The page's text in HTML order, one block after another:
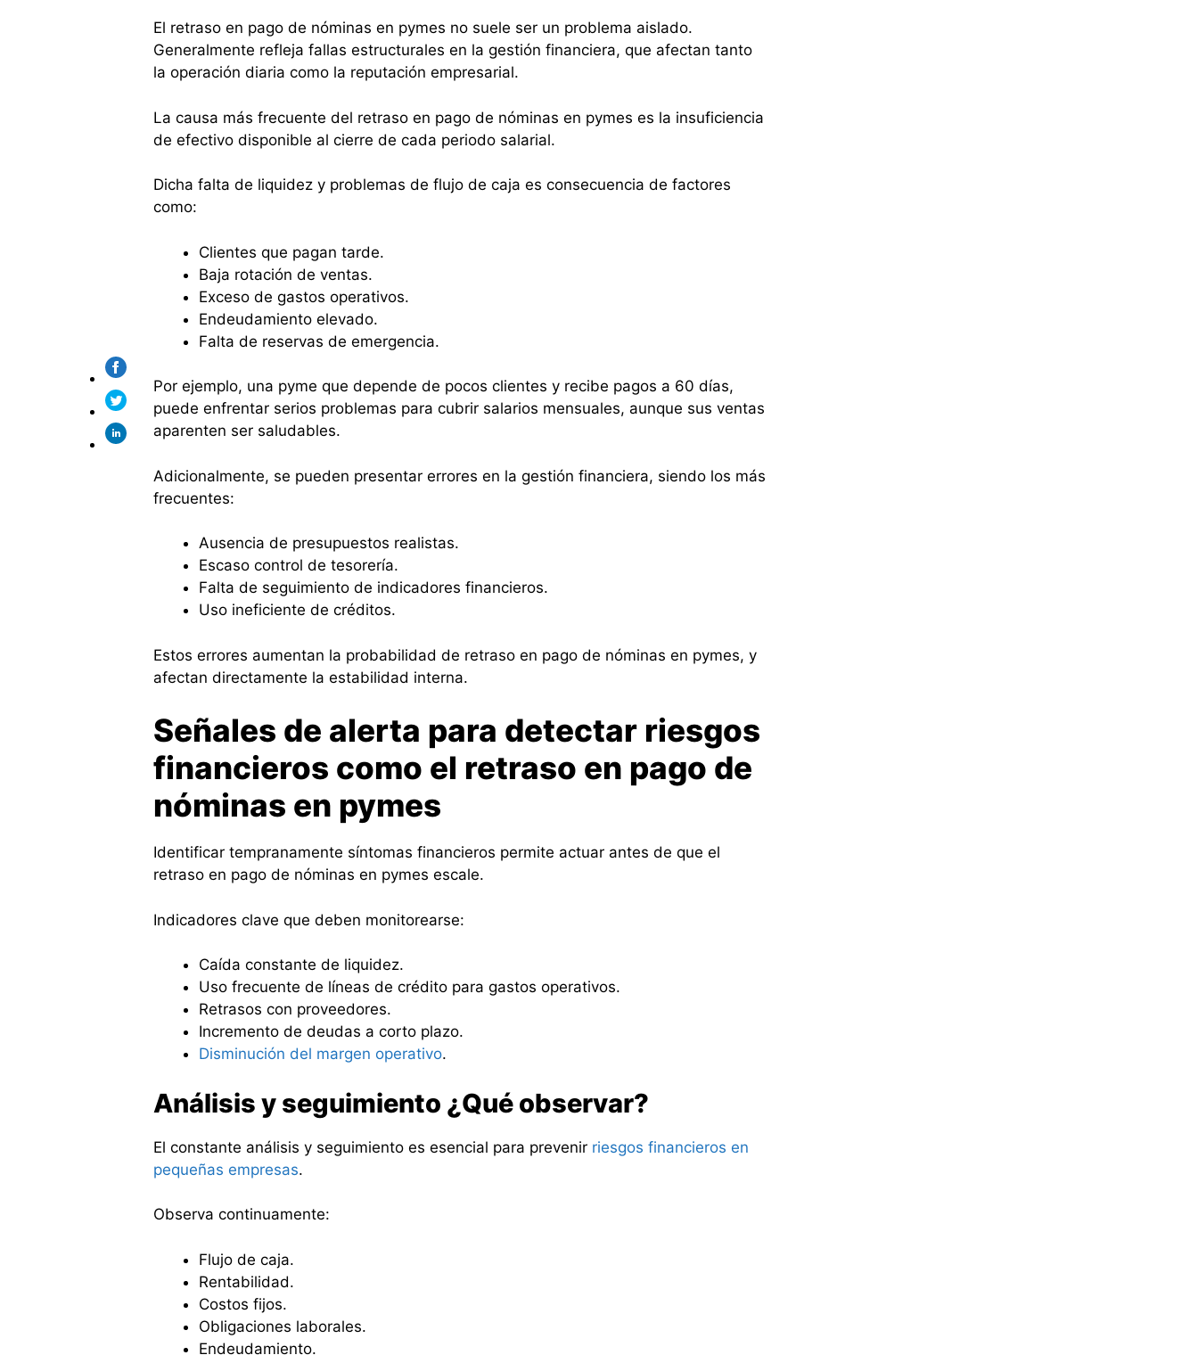
El retraso en pago de nóminas en pymes no suele ser un problema aislado.
Generalmente refleja fallas estructurales en la gestión financiera, que afectan tanto
la operación diaria como la reputación empresarial.
La causa más frecuente del retraso en pago de nóminas en pymes es la insuficiencia
de efectivo disponible al cierre de cada periodo salarial.
Dicha falta de liquidez y problemas de flujo de caja es consecuencia de factores
como:
Clientes que pagan tarde.
Baja rotación de ventas.
Exceso de gastos operativos.
Endeudamiento elevado.
Falta de reservas de emergencia.
Por ejemplo, una pyme que depende de pocos clientes y recibe pagos a 60 días,
puede enfrentar serios problemas para cubrir salarios mensuales, aunque sus ventas
aparenten ser saludables.
Adicionalmente, se pueden presentar errores en la gestión financiera, siendo los más
frecuentes:
Ausencia de presupuestos realistas.
Escaso control de tesorería.
Falta de seguimiento de indicadores financieros.
Uso ineficiente de créditos.
Estos errores aumentan la probabilidad de retraso en pago de nóminas en pymes, y
afectan directamente la estabilidad interna.
Señales de alerta para detectar riesgos
financieros como el retraso en pago de
nóminas en pymes
Identificar tempranamente síntomas financieros permite actuar antes de que el
retraso en pago de nóminas en pymes escale.
Indicadores clave que deben monitorearse:
Caída constante de liquidez.
Uso frecuente de líneas de crédito para gastos operativos.
Retrasos con proveedores.
Incremento de deudas a corto plazo.
Disminución del margen operativo.
Análisis y seguimiento ¿Qué observar?
El constante análisis y seguimiento es esencial para prevenir riesgos financieros en
pequeñas empresas.
Observa continuamente:
Flujo de caja.
Rentabilidad.
Costos fijos.
Obligaciones laborales.
Endeudamiento.